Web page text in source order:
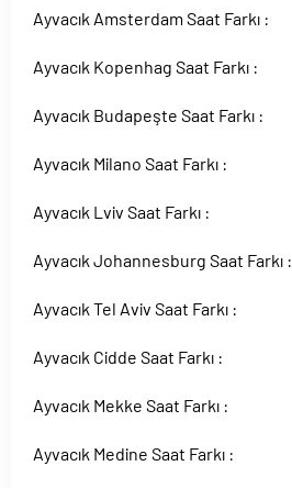
Ayvacık Amsterdam Saat Farkı :
Ayvacık Kopenhag Saat Farkı :
Ayvacık Budapeşte Saat Farkı :
Ayvacık Milano Saat Farkı :
Ayvacık Lviv Saat Farkı :
Ayvacık Johannesburg Saat Farkı :
Ayvacık Tel Aviv Saat Farkı :
Ayvacık Cidde Saat Farkı :
Ayvacık Mekke Saat Farkı :
Ayvacık Medine Saat Farkı :